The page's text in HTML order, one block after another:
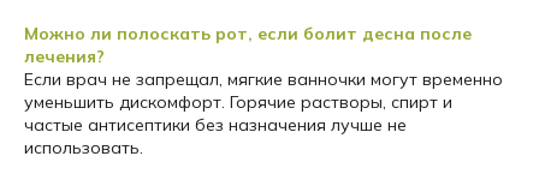
Можно ли полоскать рот, если болит десна после
лечения?
Если врач не запрещал, мягкие ванночки могут временно
уменьшить дискомфорт. Горячие растворы, спирт и
частые антисептики без назначения лучше не
использовать.